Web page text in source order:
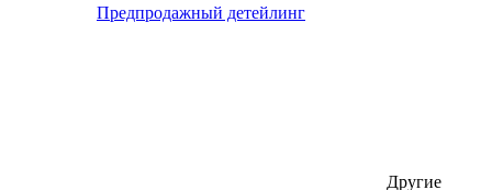
Предпродажный детейлинг
Другие